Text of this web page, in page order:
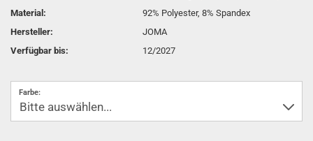
Material:
92% Polyester, 8% Spandex
Hersteller:
JOMA
Verfügbar bis:
12/2027
Farbe: